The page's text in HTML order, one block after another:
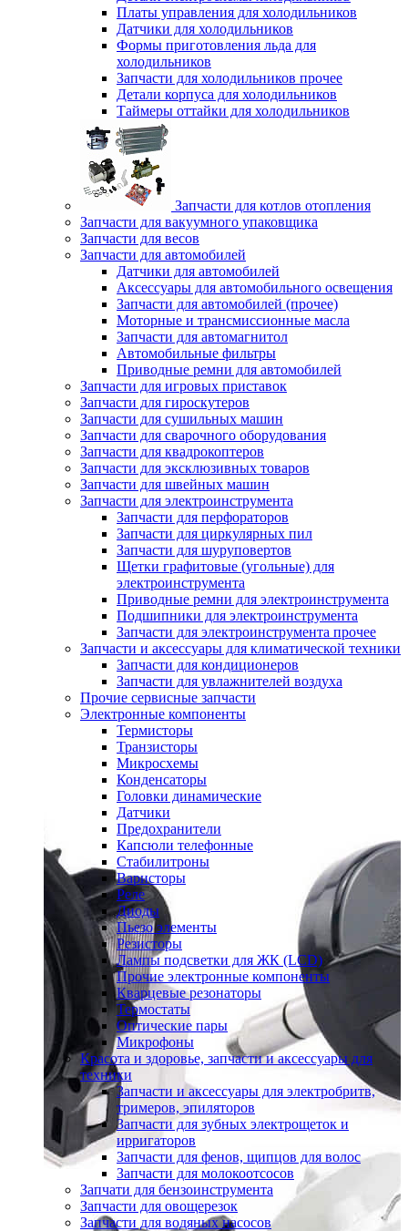
Платы управления для холодильников
Датчики для холодильников
Формы приготовления льда для
холодильников
Запчасти для холодильников прочее
Детали корпуса для холодильников
Таймеры оттайки для холодильников
Запчасти для котлов отопления
Запчасти для вакуумного упаковщика
Запчасти для весов
Запчасти для автомобилей
Датчики для автомобилей
Аксессуары для автомобильного освещения
Запчасти для автомобилей (прочее)
Моторные и трансмиссионные масла
Запчасти для автомагнитол
Автомобильные фильтры
Приводные ремни для автомобилей
Запчасти для игровых приставок
Запчасти для гироскутеров
Запчасти для сушильных машин
Запчасти для сварочного оборудования
Запчасти для квадрокоптеров
Запчасти для эксклюзивных товаров
Запчасти для швейных машин
Запчасти для электроинструмента
Запчасти для перфораторов
Запчасти для циркулярных пил
Запчасти для шуруповертов
Щетки графитовые (угольные) для
электроинструмента
Приводные ремни для электроинструмента
Подшипники для электроинструмента
Запчасти для электроинструмента прочее
Запчасти и аксессуары для климатической техники
Запчасти для кондиционеров
Запчасти для увлажнителей воздуха
Прочие сервисные запчасти
Электронные компоненты
Термисторы
Транзисторы
Микросхемы
Конденсаторы
Головки динамические
Датчики
Предохранители
Капсюли телефонные
Стабилитроны
Варисторы
Реле
Диоды
Пьезо элементы
Резисторы
Лампы подсветки для ЖК (LCD)
Прочие электронные компоненты
Кварцевые резонаторы
Термостаты
Оптические пары
Микрофоны
Красота и здоровье, запчасти и аксессуары для
техники
Запчасти и аксессуары для электробритв,
тримеров, эпиляторов
Запчасти для зубных электрощеток и
ирригаторов
Запчасти для фенов, щипцов для волос
Запчасти для молокоотсосов
Запчати для бензоинструмента
Запчасти для овощерезок
Запчасти для водяных насосов